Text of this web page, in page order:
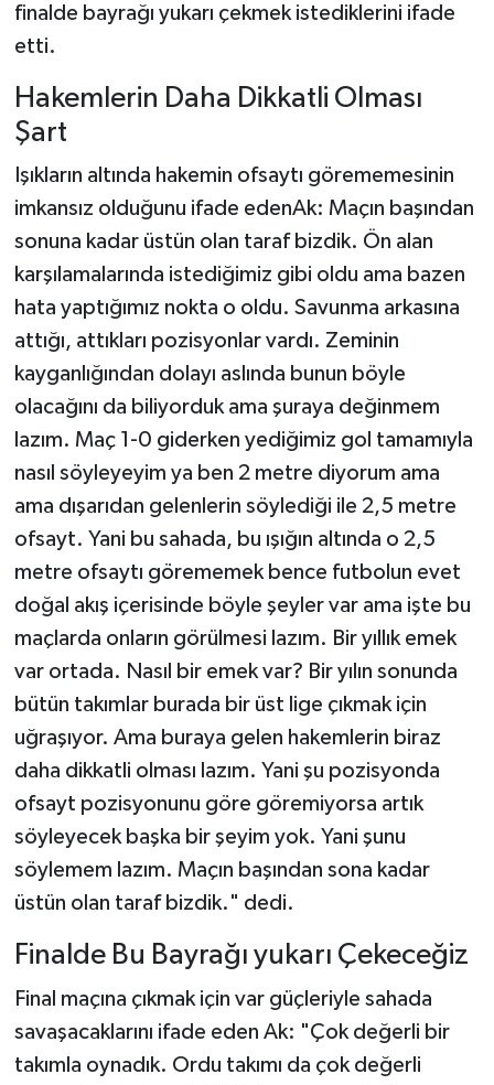
finalde bayrağı yukarı çekmek istediklerini ifade
etti.
Hakemlerin Daha Dikkatli Olması
Şart
Işıkların altında hakemin ofsaytı görememesinin
imkansız olduğunu ifade edenAk: Maçın başından
sonuna kadar üstün olan taraf bizdik. Ön alan
karşılamalarında istediğimiz gibi oldu ama bazen
hata yaptığımız nokta o oldu. Savunma arkasına
attığı, attıkları pozisyonlar vardı. Zeminin
kayganlığından dolayı aslında bunun böyle
olacağını da biliyorduk ama şuraya değinmem
lazım. Maç 1-0 giderken yediğimiz gol tamamıyla
nasıl söyleyeyim ya ben 2 metre diyorum ama
ama dışarıdan gelenlerin söylediği ile 2,5 metre
ofsayt. Yani bu sahada, bu ışığın altında o 2,5
metre ofsaytı görememek bence futbolun evet
doğal akış içerisinde böyle şeyler var ama işte bu
maçlarda onların görülmesi lazım. Bir yıllık emek
var ortada. Nasıl bir emek var? Bir yılın sonunda
bütün takımlar burada bir üst lige çıkmak için
uğraşıyor. Ama buraya gelen hakemlerin biraz
daha dikkatli olması lazım. Yani şu pozisyonda
ofsayt pozisyonunu göre göremiyorsa artık
söyleyecek başka bir şeyim yok. Yani şunu
söylemem lazım. Maçın başından sona kadar
üstün olan taraf bizdik." dedi.
Finalde Bu Bayrağı yukarı Çekeceğiz
Final maçına çıkmak için var güçleriyle sahada
savaşacaklarını ifade eden Ak: "Çok değerli bir
takımla oynadık. Ordu takımı da çok değerli